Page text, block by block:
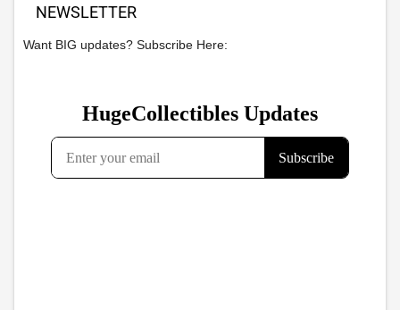
NEWSLETTER
Want BIG updates? Subscribe Here: